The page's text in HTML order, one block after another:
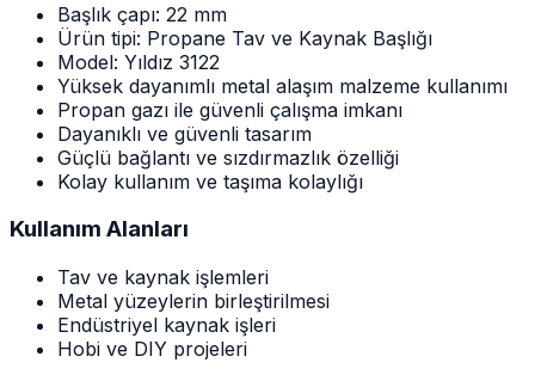
Başlık çapı: 22 mm
Ürün tipi: Propane Tav ve Kaynak Başlığı
Model: Yıldız 3122
Yüksek dayanımlı metal alaşım malzeme kullanımı
Propan gazı ile güvenli çalışma imkanı
Dayanıklı ve güvenli tasarım
Güçlü bağlantı ve sızdırmazlık özelliği
Kolay kullanım ve taşıma kolaylığı
Kullanım Alanları
Tav ve kaynak işlemleri
Metal yüzeylerin birleştirilmesi
Endüstriyel kaynak işleri
Hobi ve DIY projeleri